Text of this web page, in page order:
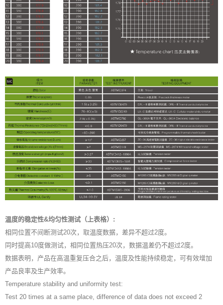
温度的稳定性&均匀性测试（上表格）:
相同位置不间断测试20次，取温度数据，差异不超过2度。
同时提高10度做测试，相同位置热压20次，数据温差仍不超过2度。
数据表明，产品在高温重复压合之后，温度及性能持续稳定，可有效增加
产品良率及生产效率。
Temperature stability and uniformity test:
Test 20 times at a same place, difference of data does not exceed 2